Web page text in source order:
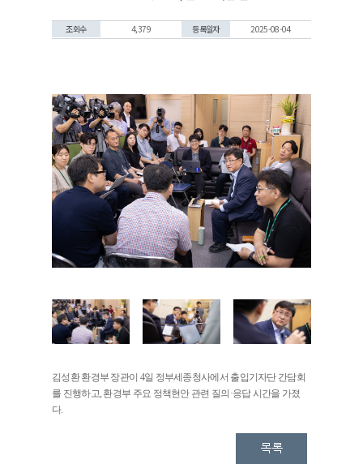
조회수 4,379 등록일자 2025-08-04
김성환 환경부 장관이 4일 정부세종청사에서 출입기자단 간담회
를 진행하고, 환경부 주요 정책현안 관련 질의·응답 시간을 가졌
다.